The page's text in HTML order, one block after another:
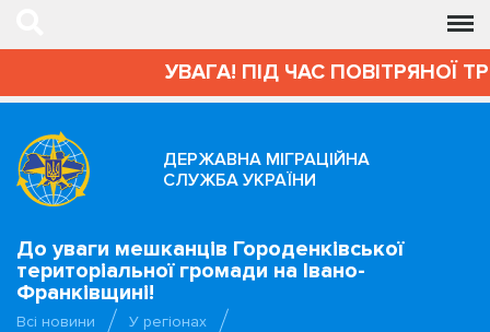
УВАГА! ПІД ЧАС ПОВІТРЯНОЇ
ДЕРЖАВНА МІГРАЦІЙНА
СЛУЖБА УКРАЇНИ
До уваги мешканців Городенківської
територіальної громади на Івано-
Франківщині!
Всі новини
У регіонах